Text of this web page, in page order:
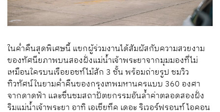
ในค่ำคืนสุดพิเศษนี้ แขกผู้ร่วมงานได้สัมผัสกับความสวยงาม
ของทัศนียภาพบนสองฝั่งแม่น้ำเจ้าพระยาจากมุมมองที่ไม่
เหมือนใครบนเรือยอชท์ไม้สัก 3 ชั้น พร้อมถ่ายรูป ชมวิว
ทิวทัศน์ในยามค่ำคืนของกรุงเทพมหานครแบบ 360 องศา
จากดาดฟ้า และชื่นชมสถาปัตยกรรมอันล้ำค่าตลอดสองฝั่ง
ริมแม่น้ำเจ้าพระยา อาทิ เอเชียทีค เดอะ ริเวอร์ฟรอนท์ ไอคอน